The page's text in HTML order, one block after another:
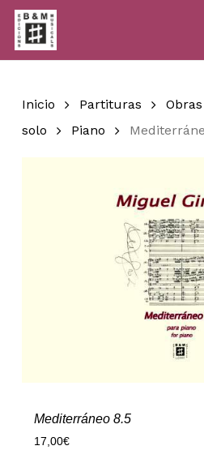
Skip
main
content
Inicio Partituras
solo
Piano
Mediterráneo 8.5
17,00€